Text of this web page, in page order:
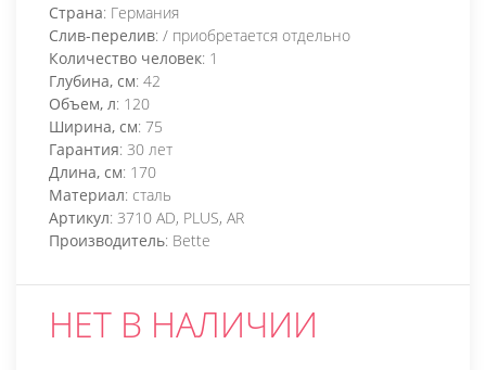
Страна: Германия
Слив-перелив: / приобретается отдельно
Количество человек: 1
Глубина, см: 42
Объем, л: 120
Ширина, см: 75
Гарантия: 30 лет
Длина, см: 170
Материал: сталь
Артикул: 3710 AD, PLUS, AR
Производитель: Bette
НЕТ В НАЛИЧИИ